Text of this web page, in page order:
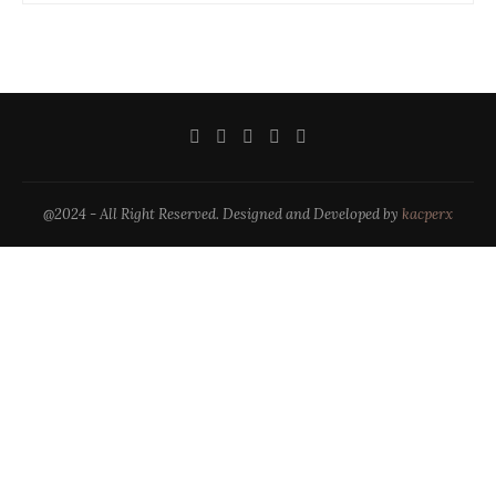
@2024 - All Right Reserved. Designed and Developed by kacperx